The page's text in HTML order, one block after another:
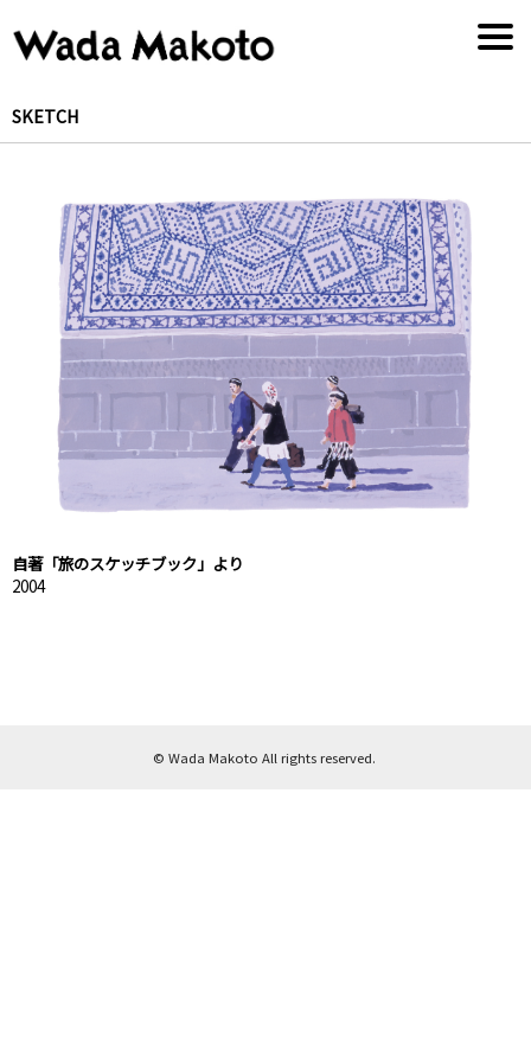
SKETCH
自著「旅のスケッチブック」より
2004
© Wada Makoto All rights reserved.